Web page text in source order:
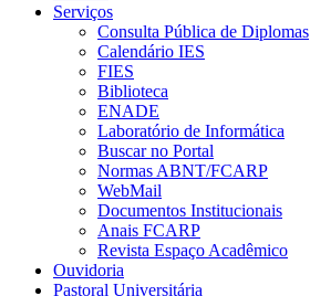
Serviços
Consulta Pública de Diplomas
Calendário IES
FIES
Biblioteca
ENADE
Laboratório de Informática
Buscar no Portal
Normas ABNT/FCARP
WebMail
Documentos Institucionais
Anais FCARP
Revista Espaço Acadêmico
Ouvidoria
Pastoral Universitária